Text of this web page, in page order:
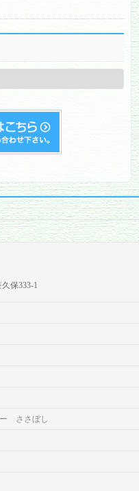
保333-1
ー ささぼし